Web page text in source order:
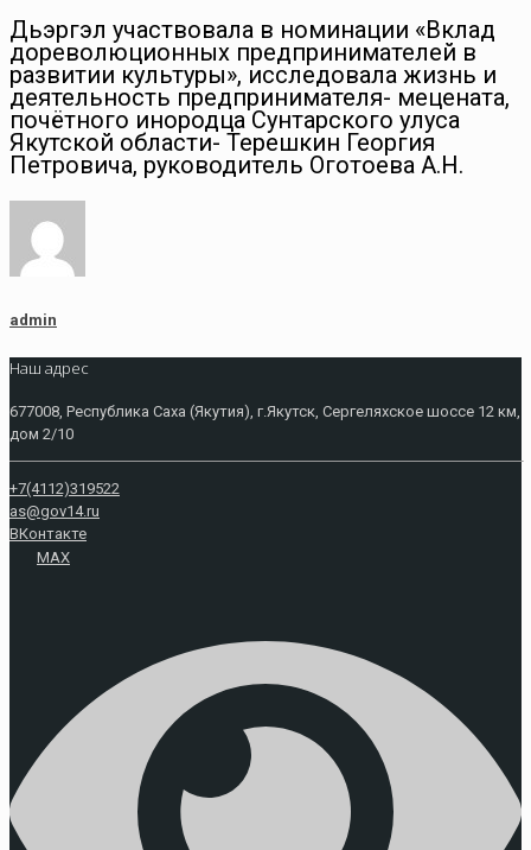
Дьэргэл участвовала в номинации «Вклад
дореволюционных предпринимателей в
развитии культуры», исследовала жизнь и
деятельность предпринимателя- мецената,
почётного инородца Сунтарского улуса
Якутской области- Терешкин Георгия
Петровича, руководитель Оготоева А.Н.
admin
Наш адрес
677008, Республика Саха (Якутия), г.Якутск, Сергеляхское шоссе 12 км,
дом 2/10
+7(4112)319522
as@gov14.ru
ВКонтакте
MAX